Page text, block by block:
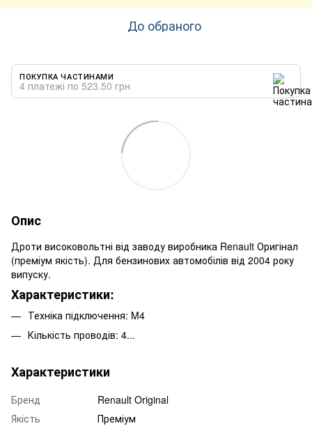
До обраного
ПОКУПКА ЧАСТИНАМИ
4 платежі по 523.50 грн
Опис
Дроти високовольтні від заводу виробника Renault Оригінал
(преміум якість). Для бензинових автомобілів від 2004 року
випуску.
Характеристики:
Техніка підключення: M4
Кількість проводів: 4...
Характеристики
Бренд
Renault Original
Якість
Преміум